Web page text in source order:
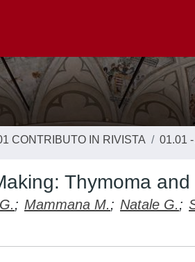
CONTRIBUTO IN RIVISTA 01.01
Thymoma
; Mammana M.; Natale G.;